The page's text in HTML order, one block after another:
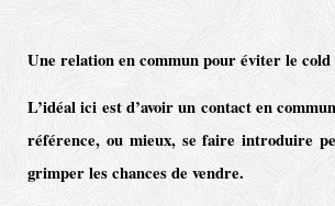
Une relation en commun pour éviter le cold
L’idéal ici est d’avoir un contact en
référence, ou mieux, se faire introduire
grimper les chances de vendre.